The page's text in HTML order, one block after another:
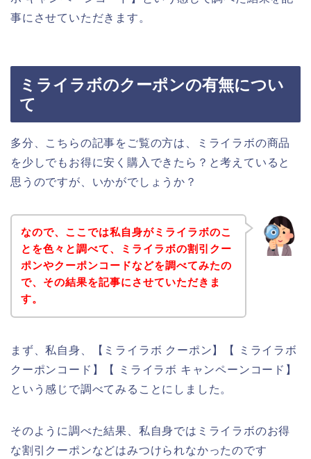
事にさせていただきます。
ミライラボのクーポンの有無につい
て
多分、こちらの記事をご覧の方は、ミライラボの商品
を少しでもお得に安く購入できたら？と考えていると
思うのですが、いかがでしょうか？
なので、ここでは私自身がミライラボのこ
とを色々と調べて、ミライラボの割引クー
ポンやクーポンコードなどを調べてみたの
で、その結果を記事にさせていただきま
す。
まず、私自身、【ミライラボ クーポン】【 ミライラボ
クーポンコード】【 ミライラボ キャンペーンコード】
という感じで調べてみることにしました。
そのように調べた結果、私自身ではミライラボのお得
な割引クーポンなどはみつけられなかったのです